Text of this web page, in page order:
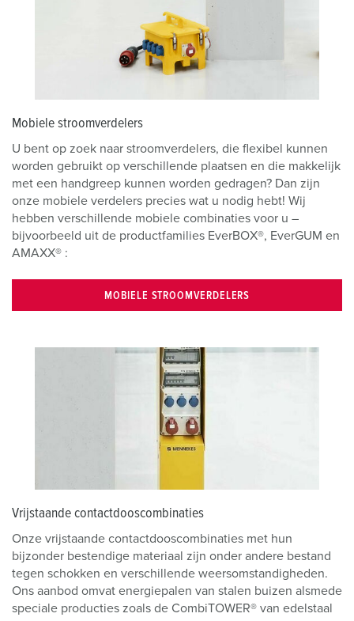
Mobiele stroomverdelers
U bent op zoek naar stroomverdelers, die flexibel kunnen
worden gebruikt op verschillende plaatsen en die makkelijk
met een handgreep kunnen worden gedragen? Dan zijn
onze mobiele verdelers precies wat u nodig hebt! Wij
hebben verschillende mobiele combinaties voor u –
bijvoorbeeld uit de productfamilies EverBOX®, EverGUM en
AMAXX® :
MOBIELE STROOMVERDELERS
Vrijstaande contactdooscombinaties
Onze vrijstaande contactdooscombinaties met hun
bijzonder bestendige materiaal zijn onder andere bestand
tegen schokken en verschillende weersomstandigheden.
Ons aanbod omvat energiepalen van stalen buizen alsmede
speciale producties zoals de CombiTOWER® van edelstaal